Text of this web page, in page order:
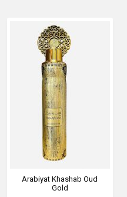
Arabiyat Khashab Oud
Gold